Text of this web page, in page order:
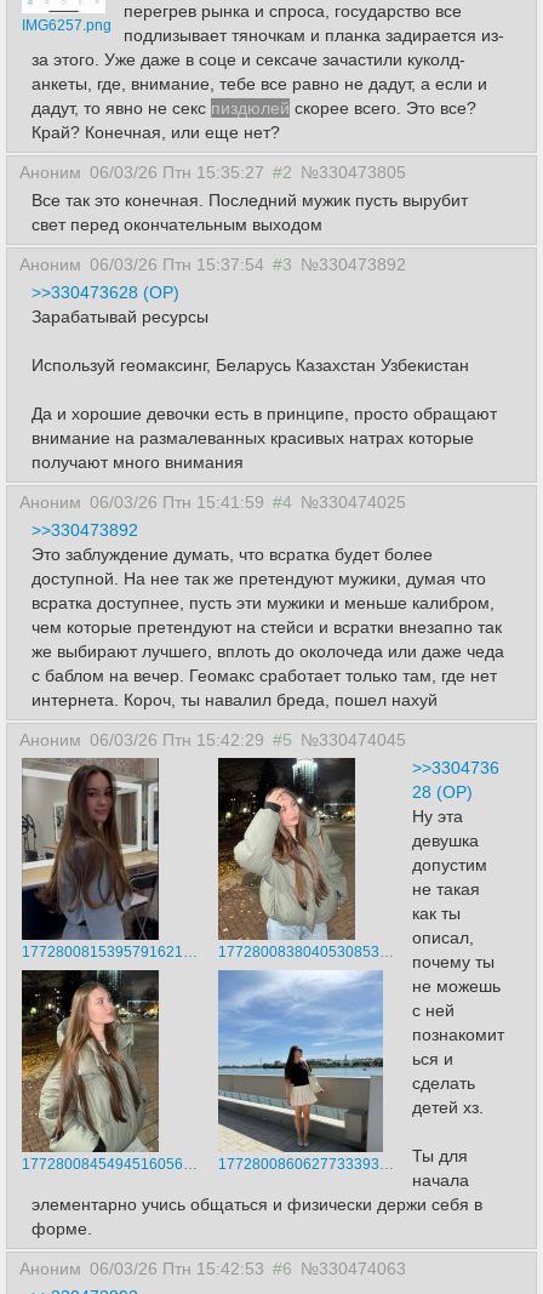
IMG6257.png
перегрев рынка и спроса, государство все
подлизывает тяночкам и планка задирается из-
за этого. Уже даже в соце и сексаче зачастили куколд-
анкеты, где, внимание, тебе все равно не дадут, а если и
дадут, то явно не секс пиздюлей скорее всего. Это все?
Край? Конечная, или еще нет?
Аноним 06/03/26 Птн 15:35:27 #2 №330473805
Все так это конечная. Последний мужик пусть вырубит
свет перед окончательным выходом
Аноним 06/03/26 Птн 15:37:54 #3 №330473892
>>330473628 (OP)
Зарабатывай ресурсы
Используй геомаксинг, Беларусь Казахстан Узбекистан
Да и хорошие девочки есть в принципе, просто обращают
внимание на размалеванных красивых натрах которые
получают много внимания
Аноним 06/03/26 Птн 15:41:59 #4 №330474025
>>330473892
Это заблуждение думать, что всратка будет более
доступной. На нее так же претендуют мужики, думая что
всратка доступнее, пусть эти мужики и меньше калибром,
чем которые претендуют на стейси и всратки внезапно так
же выбирают лучшего, вплоть до околочеда или даже чеда
с баблом на вечер. Геомакс сработает только там, где нет
интернета. Короч, ты навалил бреда, пошел нахуй
Аноним 06/03/26 Птн 15:42:29 #5 №330474045
17728008153957916217956406532975.jpg 17728008380405308530195614917221.jpg
17728008454945160564182697579850.jpg 17728008606277333931954028297070.jpg
>>3304736
28 (OP)
Ну эта
девушка
допустим
не такая
как ты
описал,
почему ты
не можешь
с ней
познакомит
ься и
сделать
детей хз.
Ты для
начала
элементарно учись общаться и физически держи себя в
форме.
Аноним 06/03/26 Птн 15:42:53 #6 №330474063